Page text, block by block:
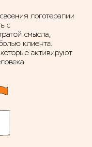
логотерапии
с
смысла,
клиента.
активируют